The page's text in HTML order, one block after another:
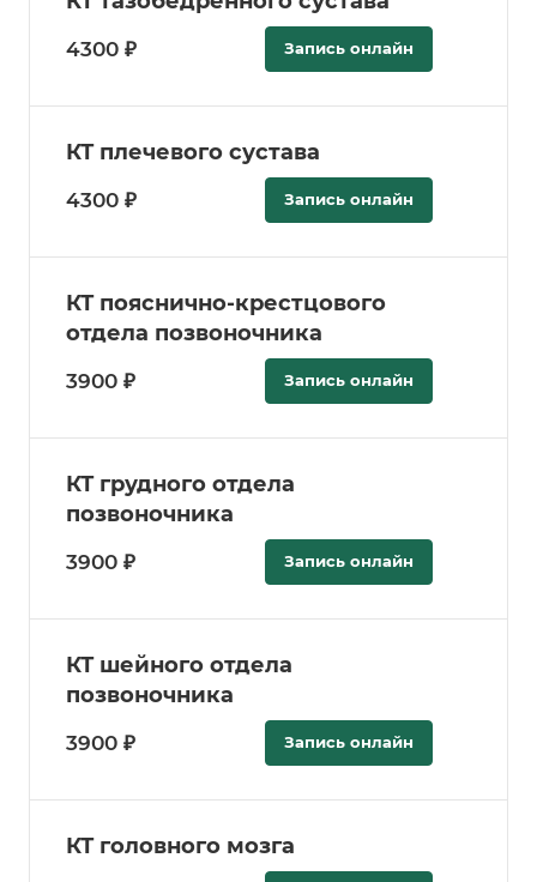
4300 ₽ Запись онлайн
КТ плечевого сустава
4300 ₽ Запись онлайн
КТ пояснично-крестцового
отдела позвоночника
3900 ₽ Запись онлайн
КТ грудного отдела
позвоночника
3900 ₽ Запись онлайн
КТ шейного отдела
позвоночника
3900 ₽ Запись онлайн
КТ головного мозга